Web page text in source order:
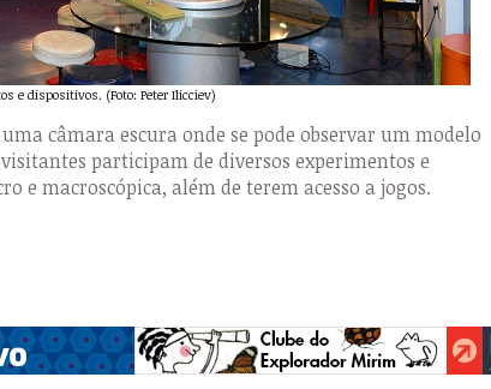
e dispositivos. (Foto: Peter Ilicciev)
câmara escura onde se pode observar um modelo
participam de diversos experimentos e
e macroscópica, além de terem acesso a jogos.